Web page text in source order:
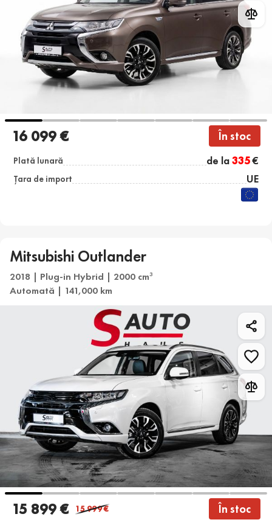
16 099 € În stoc
Plată lunară de la335€
Țara de import UE
Mitsubishi Outlander
2018 | Plug-in Hybrid | 2000 cm3
Automată | 141,000 km
15 899 € 15 999€ În stoc